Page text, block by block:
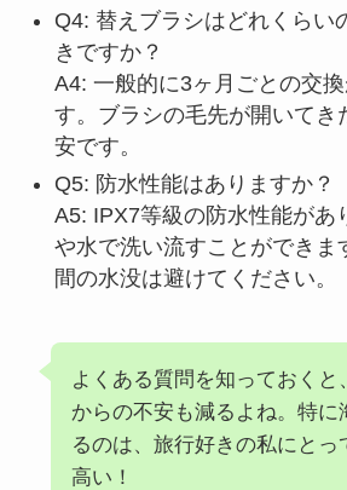
Q4: 替えブラシはどれくらい
きですか？
A4: 一般的に3ヶ月ごとの交
す。ブラシの毛先が開いてき
安です。
Q5: 防水性能はありますか？
A5: IPX7等級の防水性能があ
や水で洗い流すことができま
間の水没は避けてください。
よくある質問を知っておくと
からの不安も減るよね。特に
るのは、旅行好きの私にとっ
高い！